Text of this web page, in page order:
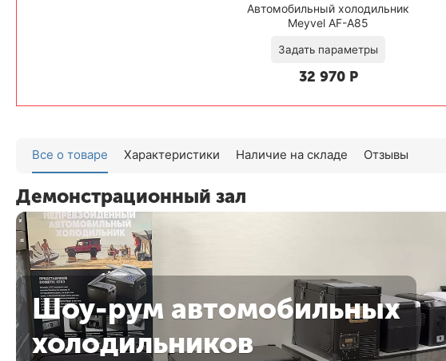
Автомобильный холодильник
Meyvel AF-A85
Задать параметры
32 970 Р
Все о товаре Характеристики Наличие на складе Отзывы
Демонстрационный зал
Шоу-рум автомобильных
холодильников